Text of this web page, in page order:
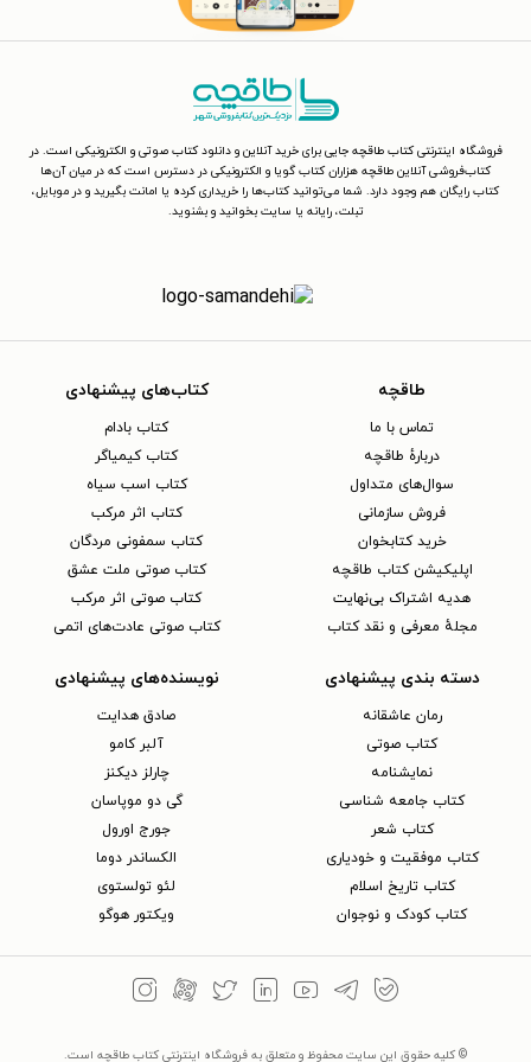
فروشگاه اینترنتی کتاب طاقچه جایی برای خرید آنلاین و دانلود کتاب صوتی و الکترونیکی است. در
کتاب‌فروشی آنلاین طاقچه هزاران کتاب گویا و الکترونیکی در دسترس است که در میان آن‌ها
کتاب رایگان هم وجود دارد. شما می‌توانید کتاب‌ها را خریداری کرده یا امانت بگیرید و در موبایل،
تبلت، رایانه یا سایت بخوانید و بشنوید.
طاقچه
تماس با ما
دربارهٔ طاقچه
سوال‌های متداول
فروش سازمانی
خرید کتابخوان
اپلیکیشن کتاب طاقچه
هدیه اشتراک بی‌نهایت
مجلهٔ معرفی و نقد کتاب
کتاب‌های پیشنهادی
کتاب بادام
کتاب کیمیاگر
کتاب اسب سیاه
کتاب اثر مرکب
کتاب سمفونی مردگان
کتاب صوتی ملت عشق
کتاب صوتی اثر مرکب
کتاب صوتی عادت‌های اتمی
دسته بندی پیشنهادی
رمان عاشقانه
کتاب‌ صوتی
نمایشنامه
کتاب جامعه شناسی
کتاب شعر
کتاب موفقیت و خودیاری
کتاب تاریخ اسلام
کتاب کودک و نوجوان
نویسنده‌های پیشنهادی
صادق هدایت
آلبر کامو
چارلز دیکنز
گی دو موپاسان
جورج اورول
الکساندر دوما
لئو تولستوی
ویکتور هوگو
© کلیه حقوق این سایت محفوظ و متعلق به فروشگاه اینترنتی کتاب طاقچه است.